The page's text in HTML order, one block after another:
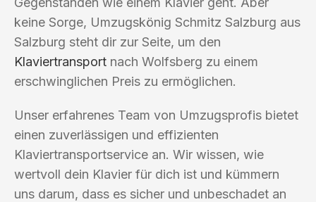
keine Sorge, Umzugskönig Schmitz Salzburg aus
Salzburg steht dir zur Seite, um den
Klaviertransport nach Wolfsberg zu einem
erschwinglichen Preis zu ermöglichen.
Unser erfahrenes Team von Umzugsprofis bietet
einen zuverlässigen und effizienten
Klaviertransportservice an. Wir wissen, wie
wertvoll dein Klavier für dich ist und kümmern
uns darum, dass es sicher und unbeschadet an